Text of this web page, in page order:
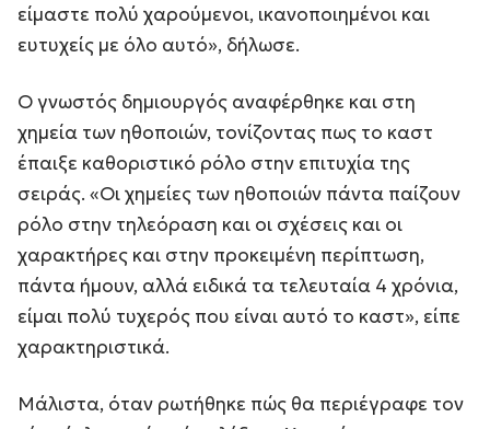
είμαστε πολύ χαρούμενοι, ικανοποιημένοι και
ευτυχείς με όλο αυτό», δήλωσε.
Ο γνωστός δημιουργός αναφέρθηκε και στη
χημεία των ηθοποιών, τονίζοντας πως το καστ
έπαιξε καθοριστικό ρόλο στην επιτυχία της
σειράς. «Οι χημείες των ηθοποιών πάντα παίζουν
ρόλο στην τηλεόραση και οι σχέσεις και οι
χαρακτήρες και στην προκειμένη περίπτωση,
πάντα ήμουν, αλλά ειδικά τα τελευταία 4 χρόνια,
είμαι πολύ τυχερός που είναι αυτό το καστ», είπε
χαρακτηριστικά.
Μάλιστα, όταν ρωτήθηκε πώς θα περιέγραφε τον